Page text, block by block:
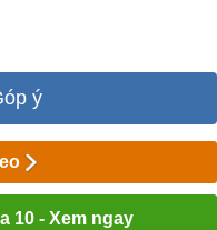
ý
10 - Xem ngay